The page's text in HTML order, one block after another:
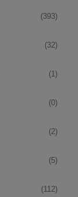
(393)
(32)
(1)
(0)
(2)
(5)
(112)